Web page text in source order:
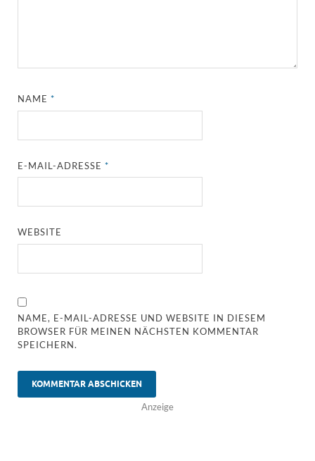
NAME*
E-MAIL-ADRESSE*
WEBSITE
NAME, E-MAIL-ADRESSE UND WEBSITE IN DIESEM
BROWSER FÜR MEINEN NÄCHSTEN KOMMENTAR
SPEICHERN.
Anzeige